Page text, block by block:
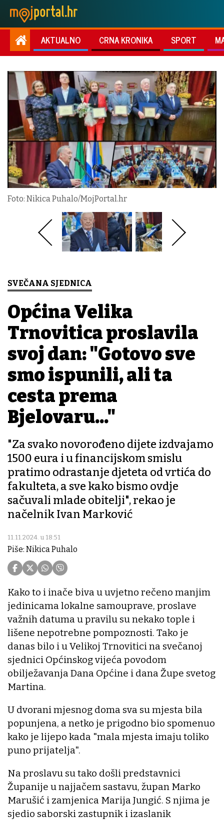
AKTUALNO CRNA KRONIKA SPORT
Foto: Nikica Puhalo/MojPortal.hr
SVEČANA SJEDNICA
Općina Velika
Trnovitica proslavila
svoj dan: "Gotovo sve
smo ispunili, ali ta
cesta prema
Bjelovaru..."
"Za svako novorođeno dijete izdvajamo
1500 eura i u financijskom smislu
pratimo odrastanje djeteta od vrtića do
fakulteta, a sve kako bismo ovdje
sačuvali mlade obitelji", rekao je
načelnik Ivan Marković
11.11.2024. u 18:51
Piše: Nikica Puhalo
Kako to i inače biva u uvjetno rečeno manjim
jedinicama lokalne samouprave, proslave
važnih datuma u pravilu su nekako tople i
lišene nepotrebne pompoznosti. Tako je
danas bilo i u Velikoj Trnovitici na svečanoj
sjednici Općinskog vijeća povodom
obilježavanja Dana Općine i dana Župe svetog
Martina.
U dvorani mjesnog doma sva su mjesta bila
popunjena, a netko je prigodno bio spomenuo
kako je lijepo kada "mala mjesta imaju toliko
puno prijatelja".
Na proslavu su tako došli predstavnici
Županije u najjačem sastavu, župan Marko
Marušić i zamjenica Marija Jungić. S njima je
sjedio saborski zastupnik i izaslanik